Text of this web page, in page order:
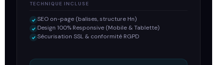
TECHNIQUE INCLUSE
SEO on-page (balises, structure Hn)
Design 100% Responsive (Mobile & Tablette)
Sécurisation SSL & conformité RGPD